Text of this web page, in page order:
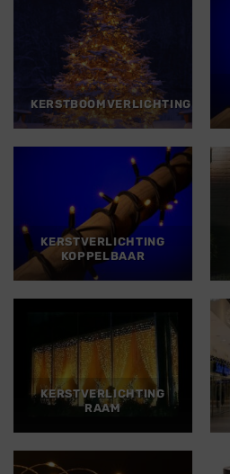
KERSTBOOMVERLICHTING
KERSTVERLICHTING
KOPPELBAAR
KERSTVERLICHTING
RAAM